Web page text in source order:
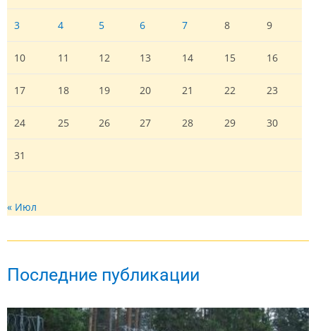
3 4 5 6 7 8 9
10 11 12 13 14 15 16
17 18 19 20 21 22 23
24 25 26 27 28 29 30
31
« Июл
Последние публикации